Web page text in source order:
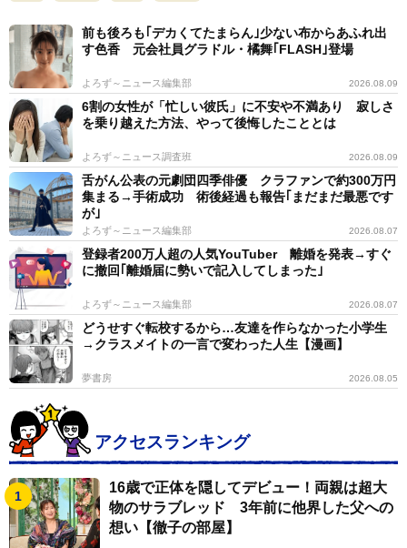
先輩方ばかりなので。藤本景子アナウンサーはバラエテ
ィーなどで、数々の大物芸能人の横でやられてきた方。
普段のトークから面白くて、私もそういうところから頑
張らないと、日々感じています」と身近な先輩から得る
ことは大きい。
一つ下の後輩・橋本和花子とは年齢が近いこともあ
り、一緒に旅行に出かける仲。「仕事のこともプライベ
ートのことも何でも話します。なかなか時間が合わない
ですし、１、２カ月くらい自分たちの中で話題をためて
います」と２人でいる時間がリラックスできるひととき
のようだ。
将来、挑戦したいことがある。「スタジオでいろんな
テーマに対して、出演者みんなで話したり、考えたりし
て、それを発信するような仕事もしてみたいなと。情報
番組に興味がありますね」と明かす。「今はロケ番組
で、いろいろなところに行かせていただいているので、
現場でいろいろな知識を蓄えて、いろいろな話を聞い
て、それを生かせていけたらいいなと」。さらに活動の
場を広げられたらと考えている。
前も後ろも｢デカくてたまらん｣少ない布からあふれ出
す色香 元会社員グラドル・橘舞｢FLASH｣登場
よろず～ニュース編集部 2026.08.09
6割の女性が「忙しい彼氏」に不安や不満あり 寂しさ
を乗り越えた方法、やって後悔したこととは
よろず～ニュース調査班 2026.08.09
舌がん公表の元劇団四季俳優 クラファンで約300万円
集まる→手術成功 術後経過も報告｢まだまだ最悪です
が｣
よろず～ニュース編集部 2026.08.07
登録者200万人超の人気YouTuber 離婚を発表→すぐ
に撤回｢離婚届に勢いで記入してしまった｣
よろず～ニュース編集部 2026.08.07
どうせすぐ転校するから…友達を作らなかった小学生
→クラスメイトの一言で変わった人生【漫画】
夢書房 2026.08.05
アクセスランキング
16歳で正体を隠してデビュー！両親は超大
物のサラブレッド 3年前に他界した父への
想い【徹子の部屋】